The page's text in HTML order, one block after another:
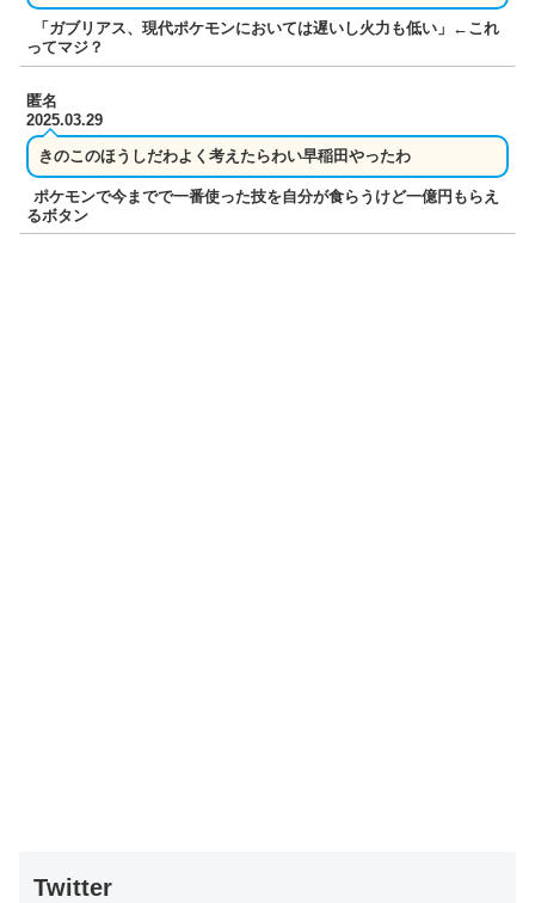
「ガブリアス、現代ポケモンにおいては遅いし火力も低い」←これ
ってマジ？
匿名
2025.03.29
きのこのほうしだわよく考えたらわい早稲田やったわ
ポケモンで今までで一番使った技を自分が食らうけど一億円もらえ
るボタン
Twitter